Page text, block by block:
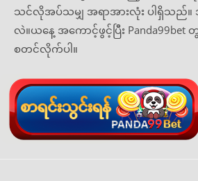
သင်လိုအပ်သမျှ အရာအားလုံး ပါရှိသည်။
လဲ။ယနေ့ အကောင့်ဖွင့်ပြီး
စတင်လိုက်ပါ။